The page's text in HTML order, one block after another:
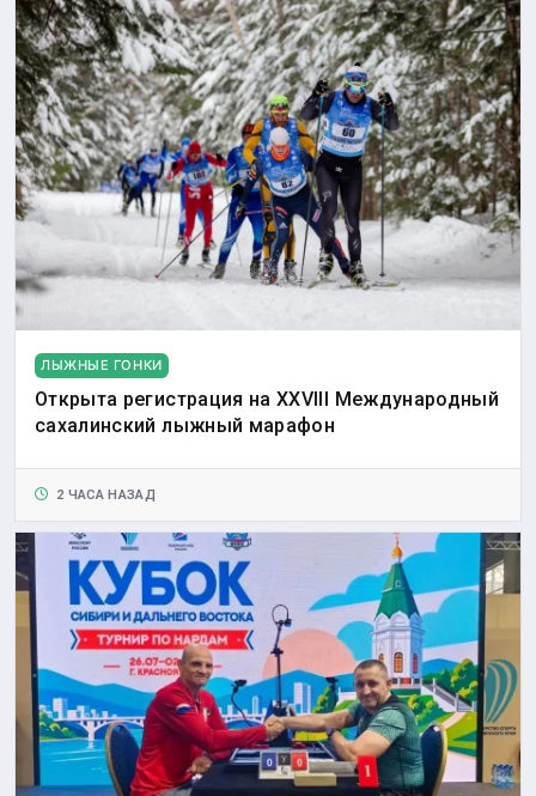
ЛЫЖНЫЕ ГОНКИ
Открыта регистрация на XXVIII Международный
сахалинский лыжный марафон
2 ЧАСА НАЗАД